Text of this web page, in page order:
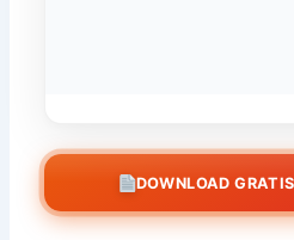
DOWNLOAD